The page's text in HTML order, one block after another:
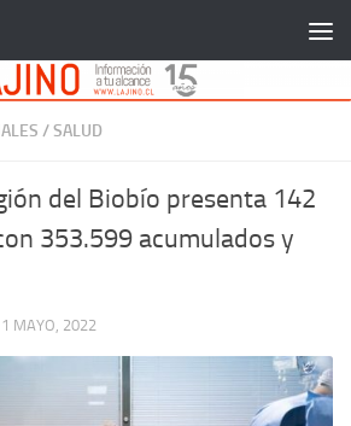
/SALUD
del Biobío presenta 142
353.599 acumulados y
1 MAYO, 2022